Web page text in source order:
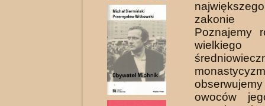
zakonie
Poznajemy
wielkiego
owoców